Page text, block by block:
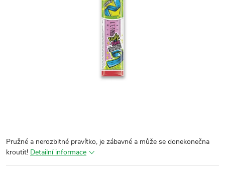
Pružné a nerozbitné pravítko, je zábavné a může se donekonečna
kroutit! Detailní informace